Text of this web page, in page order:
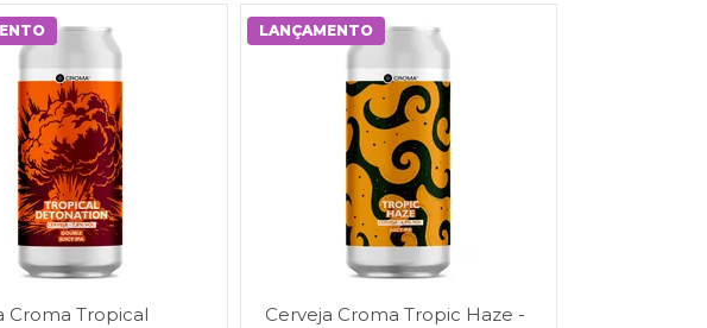
Croma Tropical
LANÇAMENTO
Cerveja Croma Tropic Haze -